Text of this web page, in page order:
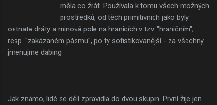
měla co žrát. Používala k tomu všech možných
prostředků, od těch primitivních jako byly
ostnaté dráty a minová pole na hranicích v tzv. "hraničním",
resp. "zakázaném pásmu", po ty sofistikovanější - za všechny
jmenujme dabing.
Jak známo, lidé se dělí zpravidla do dvou skupin. První žije jen